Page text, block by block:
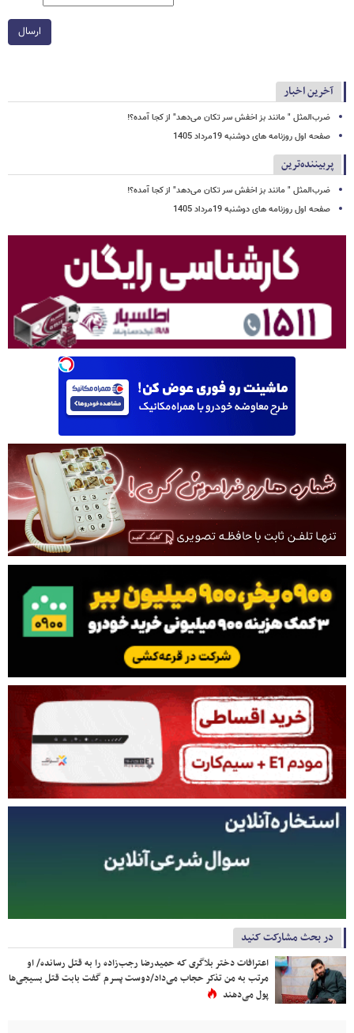
ارسال
آخرین اخبار
ضرب‌المثل " مانند بز اخفش سر تکان می‌دهد" از کجا آمده؟!
صفحه اول روزنامه های دوشنبه 19مرداد 1405
پربیننده‌ترین
ضرب‌المثل " مانند بز اخفش سر تکان می‌دهد" از کجا آمده؟!
صفحه اول روزنامه های دوشنبه 19مرداد 1405
در بحث مشارکت کنید
اعترافات دختر بلاگری که حمیدرضا رجب‌زاده را به قتل رسانده/ او
مرتب به من تذکر حجاب می‌داد/دوست پسرم گفت بابت قتل بسیجی‌ها
پول می‌دهند